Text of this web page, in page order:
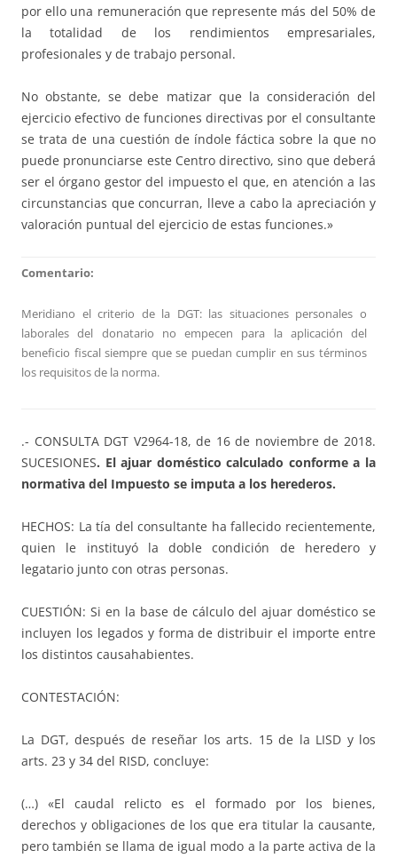
por ello una remuneración que represente más del 50% de
la totalidad de los rendimientos empresariales,
profesionales y de trabajo personal.
No obstante, se debe matizar que la consideración del
ejercicio efectivo de funciones directivas por el consultante
se trata de una cuestión de índole fáctica sobre la que no
puede pronunciarse este Centro directivo, sino que deberá
ser el órgano gestor del impuesto el que, en atención a las
circunstancias que concurran, lleve a cabo la apreciación y
valoración puntual del ejercicio de estas funciones.»
Comentario:
Meridiano el criterio de la DGT: las situaciones personales o
laborales del donatario no empecen para la aplicación del
beneficio fiscal siempre que se puedan cumplir en sus términos
los requisitos de la norma.
.- CONSULTA DGT V2964-18, de 16 de noviembre de 2018.
SUCESIONES. El ajuar doméstico calculado conforme a la
normativa del Impuesto se imputa a los herederos.
HECHOS: La tía del consultante ha fallecido recientemente,
quien le instituyó la doble condición de heredero y
legatario junto con otras personas.
CUESTIÓN: Si en la base de cálculo del ajuar doméstico se
incluyen los legados y forma de distribuir el importe entre
los distintos causahabientes.
CONTESTACIÓN:
La DGT, después de reseñar los arts. 15 de la LISD y los
arts. 23 y 34 del RISD, concluye:
(…) «El caudal relicto es el formado por los bienes,
derechos y obligaciones de los que era titular la causante,
pero también se llama de igual modo a la parte activa de la